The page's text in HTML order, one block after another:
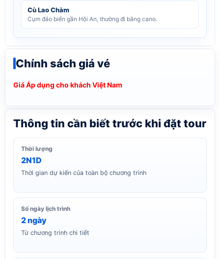
Cù Lao Chàm
Cụm đảo biển gần Hội An, thường đi bằng cano.
Chính sách giá vé
Giá Áp dụng cho khách Việt Nam
Thông tin cần biết trước khi đặt tour
Thời lượng
2N1D
Thời gian dự kiến của toàn bộ chương trình
Số ngày lịch trình
2 ngày
Từ chương trình chi tiết